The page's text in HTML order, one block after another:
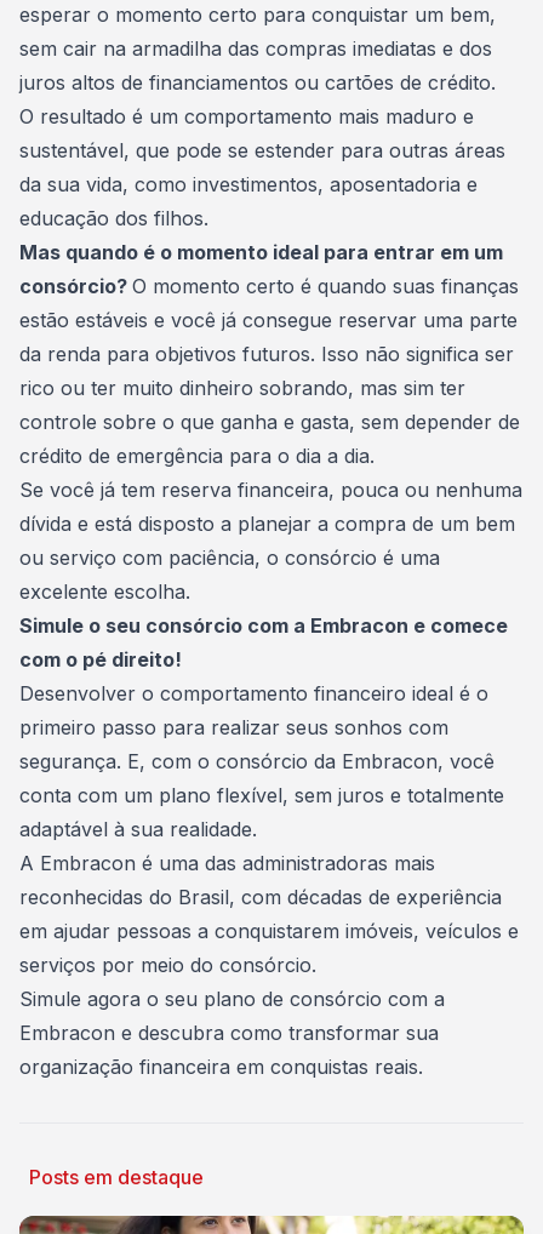
esperar o momento certo para conquistar um bem,
sem cair na armadilha das compras imediatas e dos
juros altos de financiamentos ou cartões de crédito.
O resultado é um comportamento mais maduro e
sustentável, que pode se estender para outras áreas
da sua vida, como investimentos, aposentadoria e
educação dos filhos.
Mas quando é o momento ideal para entrar em um
consórcio? O momento certo é quando suas finanças
estão estáveis e você já consegue reservar uma parte
da renda para objetivos futuros. Isso não significa ser
rico ou ter muito dinheiro sobrando, mas sim ter
controle sobre o que ganha e gasta, sem depender de
crédito de emergência para o dia a dia.
Se você já tem reserva financeira, pouca ou nenhuma
dívida e está disposto a planejar a compra de um bem
ou serviço com paciência, o consórcio é uma
excelente escolha.
Simule o seu consórcio com a Embracon e comece
com o pé direito!
Desenvolver o comportamento financeiro ideal é o
primeiro passo para realizar seus sonhos com
segurança. E, com o consórcio da Embracon, você
conta com um plano flexível, sem juros e totalmente
adaptável à sua realidade.
A Embracon é uma das administradoras mais
reconhecidas do Brasil, com décadas de experiência
em ajudar pessoas a conquistarem imóveis, veículos e
serviços por meio do consórcio.
Simule agora o seu plano de consórcio com a
Embracon e descubra como transformar sua
organização financeira em conquistas reais.
Posts em destaque